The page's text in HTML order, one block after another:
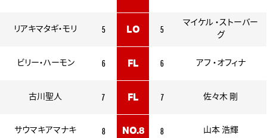
リアキマタギ・モリ 5 LO 5
マイケル ・ストーバー
グ
ビリー・ハーモン 6 FL 6 アフ ・オフィナ
古川聖人 7 FL 7 佐々木 剛
サウマキアマナキ 8 NO.8 8 山本 浩輝